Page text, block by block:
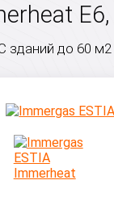
зданий до 60 м2